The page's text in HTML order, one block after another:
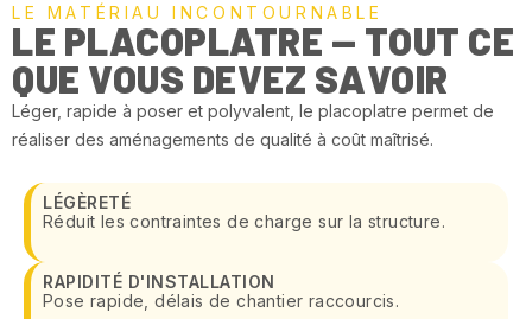
LE MATÉRIAU INCONTOURNABLE
LE PLACOPLATRE — TOUT CE
QUE VOUS DEVEZ SAVOIR
Léger, rapide à poser et polyvalent, le placoplatre permet de
réaliser des aménagements de qualité à coût maîtrisé.
LÉGÈRETÉ
Réduit les contraintes de charge sur la structure.
RAPIDITÉ D'INSTALLATION
Pose rapide, délais de chantier raccourcis.